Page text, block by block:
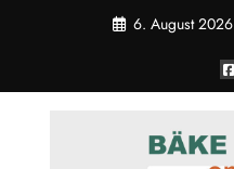
6. August 2026